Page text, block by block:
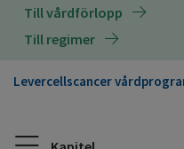
Till vårdförlopp
Till regimer
Levercellscancer